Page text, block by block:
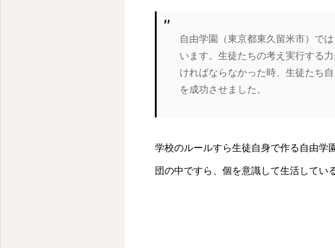
自由学園（東京都東久留米市）で
います。生徒たちの考え実行する
ければならなかった時、生徒たち
を成功させました。
学校のルールすら生徒自身で作る自由学
団の中ですら、個を意識して生活してい